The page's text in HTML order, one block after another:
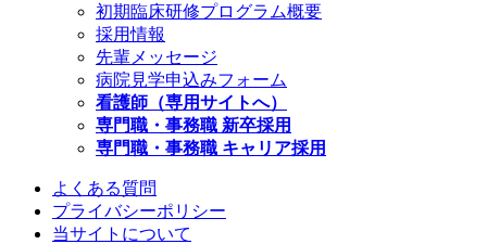
初期臨床研修プログラム概要
採用情報
先輩メッセージ
病院見学申込みフォーム
看護師（専用サイトへ）
専門職・事務職 新卒採用
専門職・事務職 キャリア採用
よくある質問
プライバシーポリシー
当サイトについて